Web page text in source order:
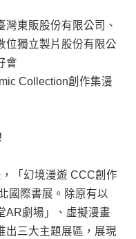
東販股份有限公司、
位獨立製片股份有限公
會
Collection創作集漫
「幻境漫遊 CCC創作
國際書展。除原有以
AR劇場」、虛擬漫畫
出三大主題展區，展現